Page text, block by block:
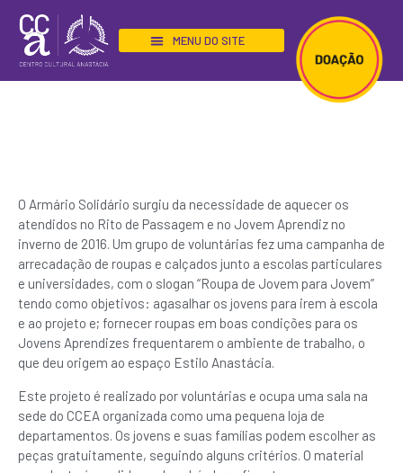
O Armário Solidário surgiu da necessidade de aquecer os
atendidos no Rito de Passagem e no Jovem Aprendiz no
inverno de 2016. Um grupo de voluntárias fez uma campanha de
arrecadação de roupas e calçados junto a escolas particulares
e universidades, com o slogan “Roupa de Jovem para Jovem”
tendo como objetivos: agasalhar os jovens para irem à escola
e ao projeto e; fornecer roupas em boas condições para os
Jovens Aprendizes frequentarem o ambiente de trabalho, o
que deu origem ao espaço Estilo Anastácia.
Este projeto é realizado por voluntárias e ocupa uma sala na
sede do CCEA organizada como uma pequena loja de
departamentos. Os jovens e suas famílias podem escolher as
peças gratuitamente, seguindo alguns critérios. O material